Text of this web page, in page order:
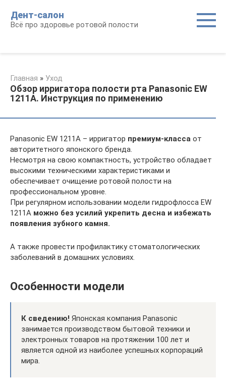
контенту
Дент-салон
Всё про здоровье ротовой полости
Главная » Уход
Обзор ирригатора полости рта Panasonic EW
1211A. Инструкция по применению
Panasonic EW 1211A – ирригатор премиум-класса от
авторитетного японского бренда.
Несмотря на свою компактность, устройство обладает
высокими техническими характеристиками и
обеспечивает очищение ротовой полости на
профессиональном уровне.
При регулярном использовании модели гидрофлосса EW
1211A можно без усилий укрепить десна и избежать
появления зубного камня.
А также провести профилактику стоматологических
заболеваний в домашних условиях.
Особенности модели
К сведению! Японская компания Panasonic
занимается производством бытовой техники и
электронных товаров на протяжении 100 лет и
является одной из наиболее успешных корпораций
мира.